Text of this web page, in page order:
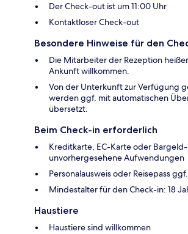
Der Check-out ist um 11:00 Uhr
Kontaktloser Check-out
Besondere Hinweise für den
Die Mitarbeiter der Rezeption
Ankunft willkommen.
Von der Unterkunft zur Verfügung
werden ggf. mit automatischen
übersetzt.
Beim Check-in erforderlich
Kreditkarte, EC-Karte oder
unvorhergesehene Aufwendungen
Personalausweis oder Reisepass
Mindestalter für den Check-in: 18
Haustiere
Haustiere sind willkommen